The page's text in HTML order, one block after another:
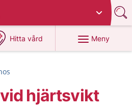
Hitta vård
på 1177.se
Meny
hjärtsvikt